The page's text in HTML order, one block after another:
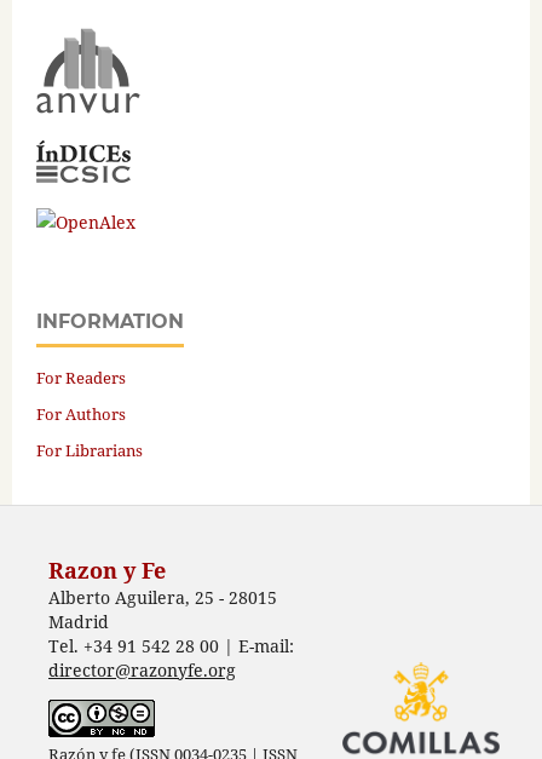
INFORMATION
For Readers
For Authors
For Librarians
Razon y Fe
Alberto Aguilera, 25 - 28015
Madrid
Tel. +34 91 542 28 00 | E-mail:
director@razonyfe.org
Razón y fe (ISSN 0034-0235 | ISSN